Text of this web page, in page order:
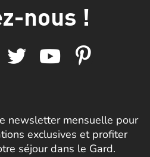
nous !
newsletter mensuelle pour
exclusives et profiter
séjour dans le Gard.